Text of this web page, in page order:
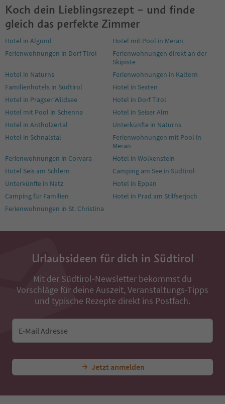
Koch dein Lieblingsrezept – und finde
gleich das perfekte Zimmer
Hotel in Algund
Hotel mit Pool in Meran
Ferienwohnungen in Dorf Tirol
Ferienwohnungen direkt an der
Skipiste
Hotel in Naturns
Ferienwohnungen in Kaltern
Familienhotels in Südtirol
Hotel in Sexten
Hotel in Pragser Wildsee
Hotel in Dorf Tirol
Hotel mit Pool in Schenna
Hotel in Seiser Alm
Hotel in Antholzertal
Unterkünfte in Naturns
Hotel in Schnalstal
Ferienwohnungen mit Pool in
Meran
Ferienwohnungen in Corvara
Hotel in Wolkenstein
Hotel Seis am Schlern
Camping am See in Südtirol
Unterkünfte in Natz
Hotel in Eppan
Camping für Familien
Hotel in Prad am Stilfserjoch
Ferienwohnungen in St. Christina
Urlaubsideen für dich in Südtirol
Mit der Südtirol-Newsletter bekommst du
Vorschläge für deine Auszeit, Veranstaltungs-Tipps
und typische Rezepte direkt ins Postfach.
E-Mail Adresse
Jetzt anmelden